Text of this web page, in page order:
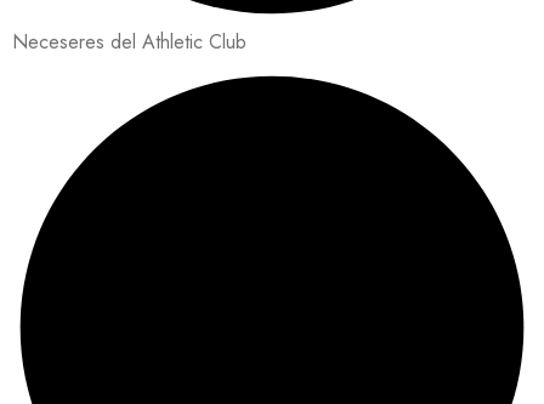
Neceseres del Athletic Club